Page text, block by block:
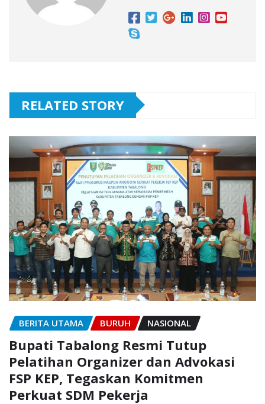
RELATED STORY
BERITA UTAMA BURUH NASIONAL
Bupati Tabalong Resmi Tutup
Pelatihan Organizer dan Advokasi
FSP KEP, Tegaskan Komitmen
Perkuat SDM Pekerja